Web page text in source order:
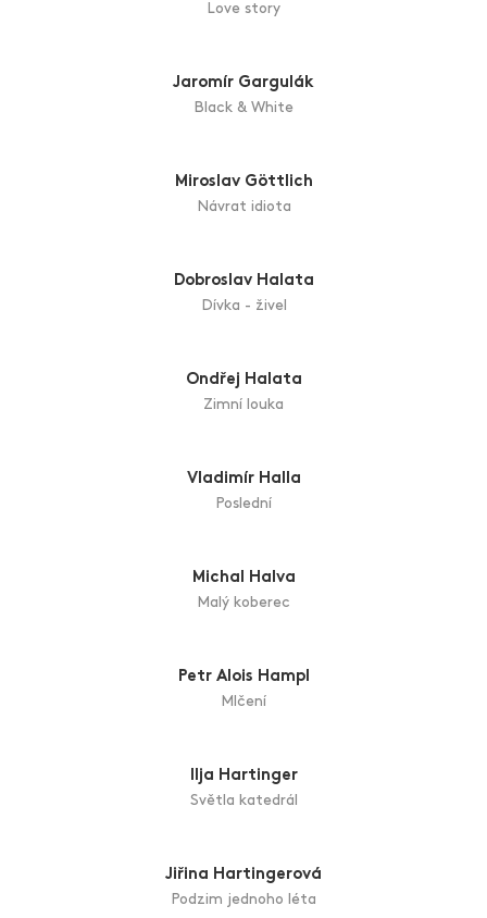
Vladimír Franz
Zmijka na nábřeží
Andrea Frýbortová
Jaromír Gargulák
Miroslav Göttlich
Dobroslav Halata
Ondřej Halata
Vladimír Halla
Michal Halva